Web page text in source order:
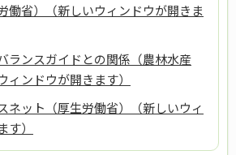
働省）（新しいウィンドウが開きま
ランスガイドとの関係（農林水産
ィンドウが開きます）
ット（厚生労働省）（新しいウィ
）